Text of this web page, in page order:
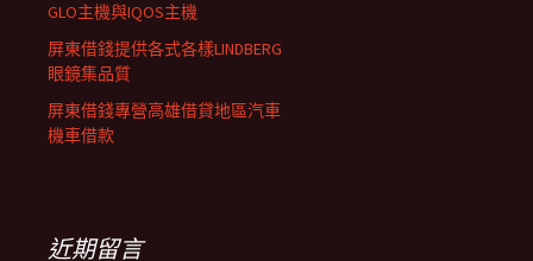
GLO主機與IQOS主機
屏東借錢提供各式各樣LINDBERG
眼鏡集品質
屏東借錢專營高雄借貸地區汽車
機車借款
近期留言